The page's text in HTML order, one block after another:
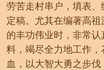
劳苦走村串户，填表、
定稿。尤其在编著高
的丰功伟业时，非常
料，竭尽全力地工作
血，以大智大勇之步伐